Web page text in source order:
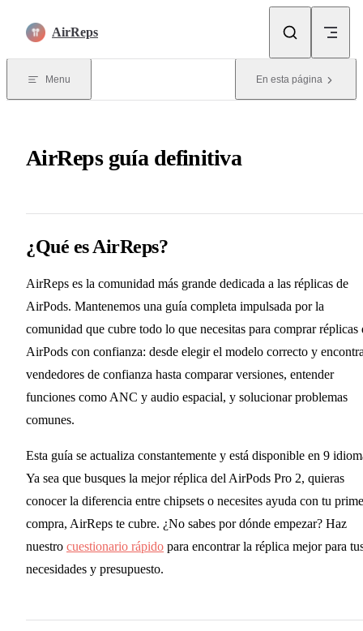
AirReps
Menu En esta página
AirReps guía definitiva
¿Qué es AirReps?
AirReps es la comunidad más grande dedicada a las réplicas de
AirPods. Mantenemos una guía completa impulsada por la
comunidad que cubre todo lo que necesitas para comprar réplicas
AirPods con confianza: desde elegir el modelo correcto y
vendedores de confianza hasta comparar versiones, entender
funciones como ANC y audio espacial, y solucionar problemas
comunes.
Esta guía se actualiza constantemente y está disponible en 9
Ya sea que busques la mejor réplica del AirPods Pro 2, quieras
conocer la diferencia entre chipsets o necesites ayuda con tu
compra, AirReps te cubre. ¿No sabes por dónde empezar? Haz
nuestro cuestionario rápido para encontrar la réplica mejor para
necesidades y presupuesto.